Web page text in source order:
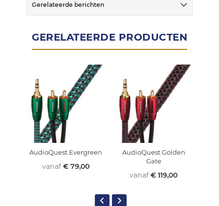
Gerelateerde berichten
GERELATEERDE PRODUCTEN
AudioQuest Evergreen
vanaf € 79,00
AudioQuest Golden
Gate
vanaf € 119,00